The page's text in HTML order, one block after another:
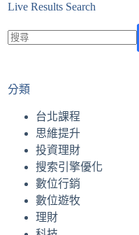
Live Results Search
到
分類
台北課程
思維提升
投資理財
搜索引擎優化
數位行銷
數位遊牧
理財